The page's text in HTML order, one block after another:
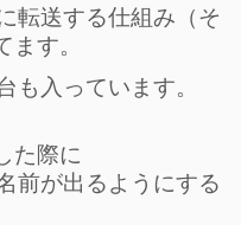
転送する仕組み（そ
す。
も入っています。
た際に
前が出るようにする